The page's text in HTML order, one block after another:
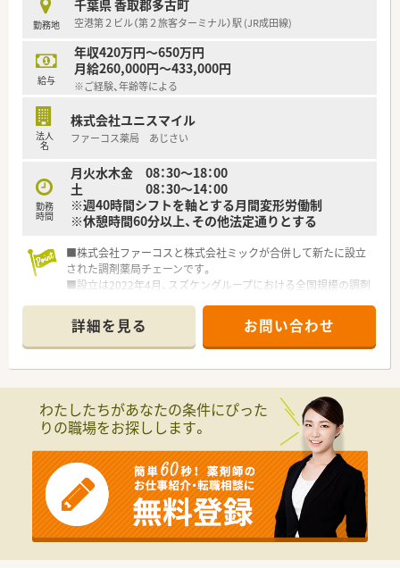
■薬剤師1人当たり、25枚程の人員配置でご負担なくご就業いた
だけます。
■取締役が人事として、親身になって相談にのってくれる環境で
す。
■離職率が2％未満で定着率◎長く働いていける企業です。
勤務地
千葉県 香取郡多古町
空港第２ビル（第２旅客ターミナル）駅 (JR成田線)
給与
年収420万円～650万円
月給260,000円～433,000円
※ご経験、年齢等による
法人
名
株式会社ユニスマイル
ファーコス薬局 あじさい
勤務
時間
月火水木金 08：30～18：00
土 08：30～14：00
※週40時間シフトを軸とする月間変形労働制
※休憩時間60分以上、その他法定通りとする
■株式会社ファーコスと株式会社ミックが合併して新たに設立
された調剤薬局チェーンです。
■設立は2022年4月、スズケングループにおける全国規模の調剤
■2社が培ってきたノウハウと企業の良さを融合し、より安定し
た経営基盤から、成長スピードを加速させていきます。
■コーポレートメッセージは「あなたに今、わたしができるこ
と」。
■全国・広域・都道府県限定コースの方には充実の住宅補助制度
が適用されます。
■住居は法人契約なので初期費用時の自己負担はほとんどあり
ません。
■産育休からの復帰率は95%以上！時短勤務はお子様が小学3年
生終了時まで。
■年間休日は120日以上で様々な休暇制度の用意あり。
■最新機器の導入やメディカルリスクコントローラー制度を導
入し、調剤過誤防止に向けた取り組みにも積極的です。
■マネジメント型と専門性追求型のキャリアパスが目指せる環
詳細を見る お問い合わせ
わたしたちがあなたの条件にぴった
りの職場をお探しします。